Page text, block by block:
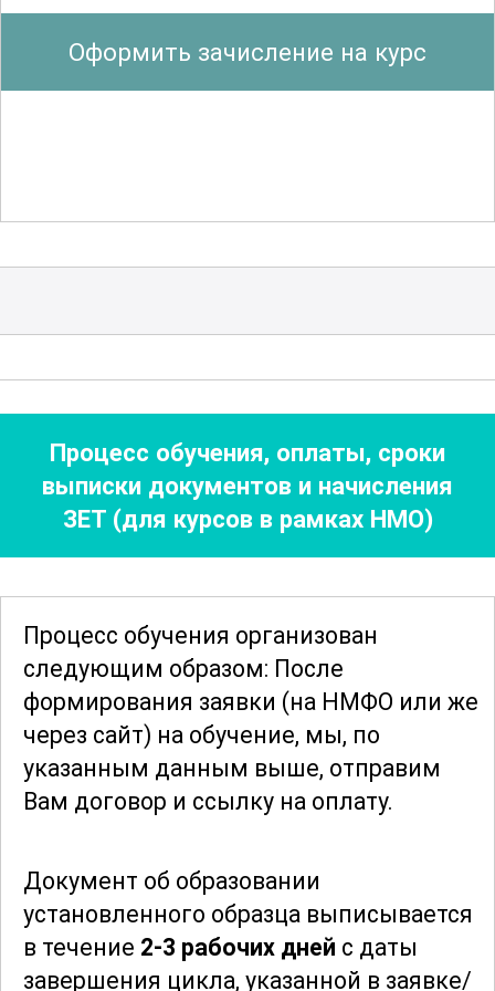
Важным компонентом является
понимание ролимедицинского
ознакомятся с международными
является изучение психологической
подготовки и устойчивости
медицинских работников. Учащиеся
узнают о техниках управления
стрессом, методах психологической
поддержки пострадавших и коллег, а
сохранения работоспособности в
экстремальных условиях.
В ходе обучения рассматриваются
реальные случаи и примеры, что
позволяет учащимся лучше понять
сложность и многогранность работы в
уделяется современным технологиям и
инновационным методам,
применяемым в области медицины
Оформить зачисление на курс
Процесс обучения, оплаты, сроки
выписки документов и начисления
ЗЕТ (для курсов в рамках НМО)
Процесс обучения организован
следующим образом: После
формирования заявки (на НМФО или же
через сайт) на обучение, мы, по
указанным данным выше, отправим
Вам договор и ссылку на оплату.
Документ об образовании
установленного образца выписывается
в течение 2-3 рабочих дней с даты
завершения цикла, указанной в заявке/